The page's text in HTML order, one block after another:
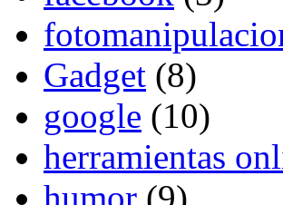
Gadget (8)
google (10)
herramientas